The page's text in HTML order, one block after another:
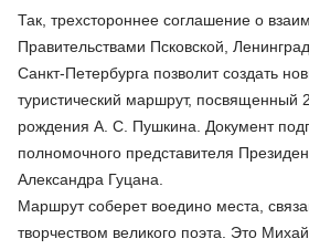
Так, трехстороннее соглашение о
Правительствами Псковской,
Санкт-Петербурга позволит создать
туристический маршрут, посвященный
рождения А. С. Пушкина. Документ
полномочного представителя
Александра Гуцана.
Маршрут соберет воедино места,
творчеством великого поэта. Это